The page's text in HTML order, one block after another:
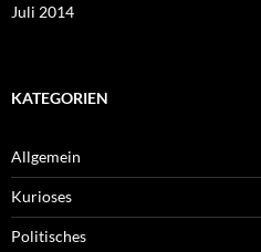
Juli 2014
KATEGORIEN
Allgemein
Kurioses
Politisches